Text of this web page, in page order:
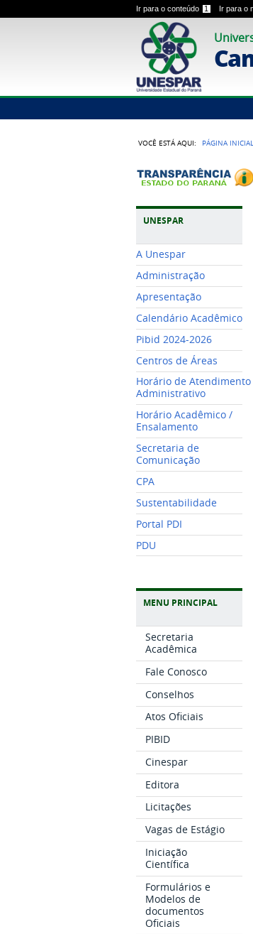
Ir para o conteúdo 1 Ir para o
VOCÊ ESTÁ AQUI: PÁGINA INICIAL
UNESPAR
A Unespar
Administração
Apresentação
Calendário Acadêmico
Pibid 2024-2026
Centros de Áreas
Horário de Atendimento
Administrativo
Horário Acadêmico /
Ensalamento
Secretaria de
Comunicação
CPA
Sustentabilidade
Portal PDI
PDU
MENU PRINCIPAL
Secretaria
Acadêmica
Fale Conosco
Conselhos
Atos Oficiais
PIBID
Cinespar
Editora
Licitações
Vagas de Estágio
Iniciação
Científica
Formulários e
Modelos de
documentos
Oficiais